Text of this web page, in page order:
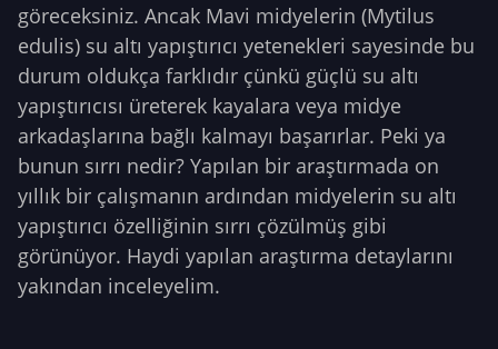
göreceksiniz. Ancak Mavi midyelerin (Mytilus
edulis) su altı yapıştırıcı yetenekleri sayesinde bu
durum oldukça farklıdır çünkü güçlü su altı
yapıştırıcısı üreterek kayalara veya midye
arkadaşlarına bağlı kalmayı başarırlar. Peki ya
bunun sırrı nedir? Yapılan bir araştırmada on
yıllık bir çalışmanın ardından midyelerin su altı
yapıştırıcı özelliğinin sırrı çözülmüş gibi
görünüyor. Haydi yapılan araştırma detaylarını
yakından inceleyelim.